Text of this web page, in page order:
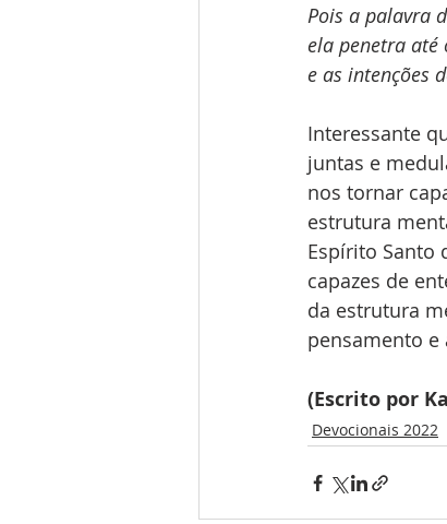
Pois a palavra
ela penetra até
e as intenções
Interessante
juntas e
nos tornar
estrutura
Espírito Santo
capazes de
da estrutura
pensamento e
(Escrito por
Devocionais 2022